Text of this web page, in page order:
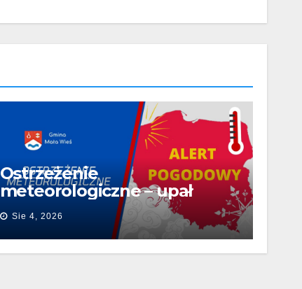
Ostrzeżenie
meteorologiczne – upał
Sie 4, 2026